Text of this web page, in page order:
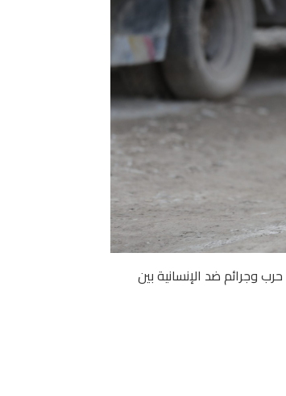
وجرائم ضد الإنسانية بين